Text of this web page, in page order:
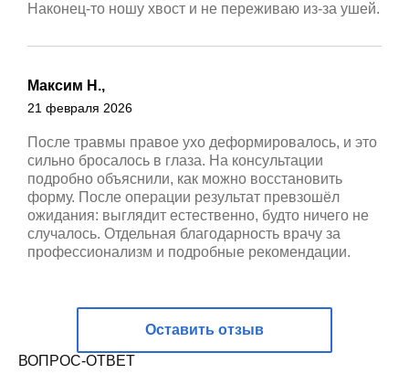
Наконец-то ношу хвост и не переживаю из-за ушей.
Максим Н.,
21 февраля 2026
После травмы правое ухо деформировалось, и это
сильно бросалось в глаза. На консультации
подробно объяснили, как можно восстановить
форму. После операции результат превзошёл
ожидания: выглядит естественно, будто ничего не
случалось. Отдельная благодарность врачу за
профессионализм и подробные рекомендации.
Оставить отзыв
ВОПРОС-ОТВЕТ